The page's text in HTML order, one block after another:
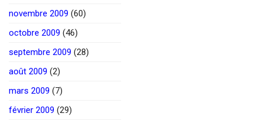
novembre 2009 (60)
octobre 2009 (46)
septembre 2009 (28)
août 2009 (2)
mars 2009 (7)
février 2009 (29)